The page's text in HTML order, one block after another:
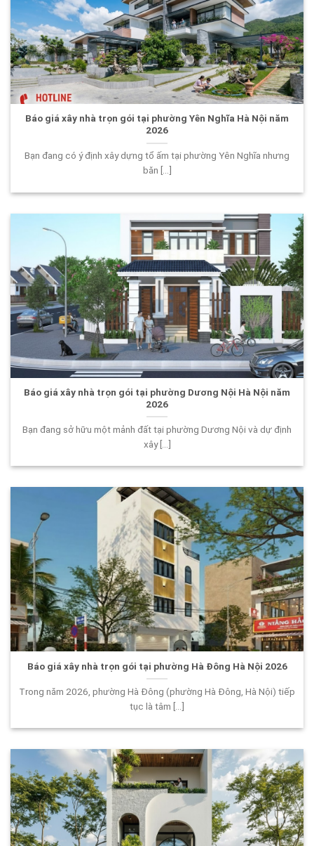
Báo giá xây nhà trọn gói tại phường Yên Nghĩa Hà Nội năm
2026
Bạn đang có ý định xây dựng tổ ấm tại phường Yên Nghĩa nhưng
băn [...]
Báo giá xây nhà trọn gói tại phường Dương Nội Hà Nội năm
2026
Bạn đang sở hữu một mảnh đất tại phường Dương Nội và dự định
xây [...]
Báo giá xây nhà trọn gói tại phường Hà Đông Hà Nội 2026
Trong năm 2026, phường Hà Đông (phường Hà Đông, Hà Nội) tiếp
tục là tâm [...]